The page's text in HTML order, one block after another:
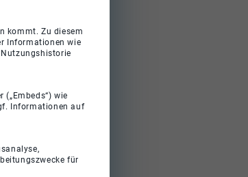
kommt. Zu diesem
Informationen wie
wie
Informationen auf
für